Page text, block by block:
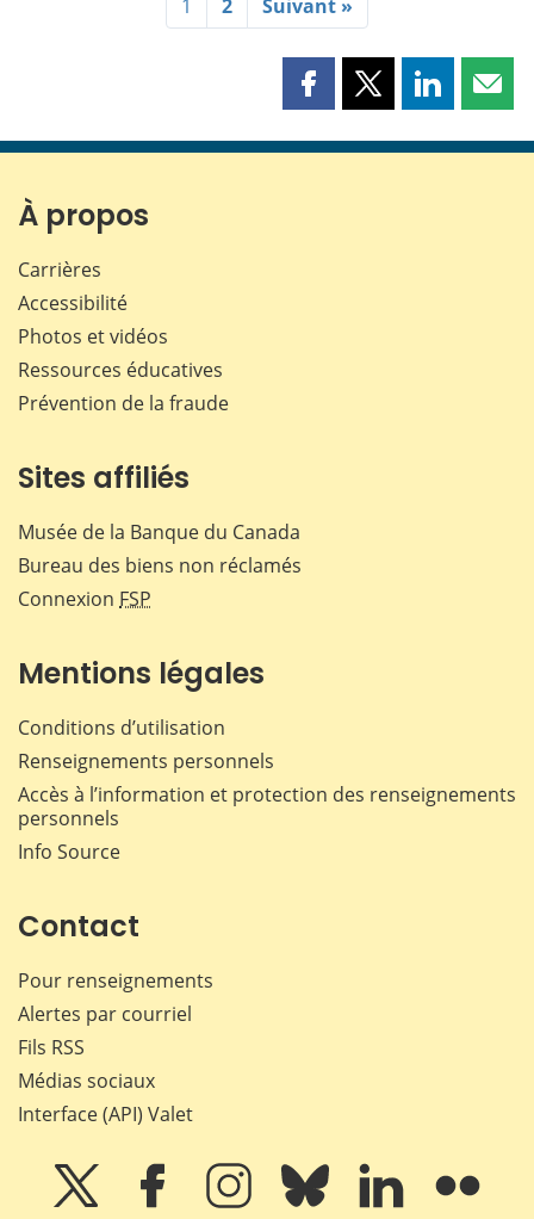
1 2 Suivant »
Partager
page
Partager
page
Partager
page page
À propos
Carrières
Accessibilité
Photos et vidéos
Ressources éducatives
Prévention de la fraude
Sites affiliés
Musée de la Banque du Canada
Bureau des biens non réclamés
Connexion FSP
Mentions légales
Conditions d’utilisation
Renseignements personnels
Accès à l’information et protection des renseignements
personnels
Info Source
Contact
Pour renseignements
Alertes par courriel
Fils RSS
Médias sociaux
Interface (API) Valet